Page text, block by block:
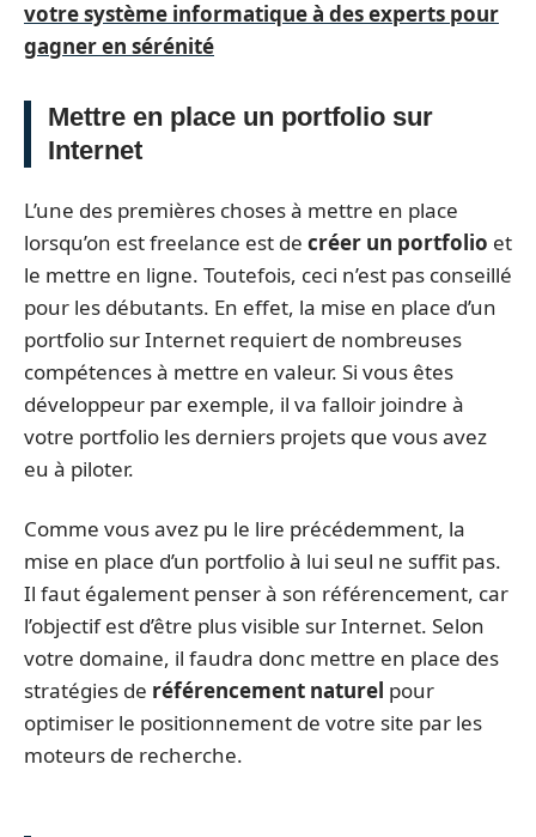
votre système informatique à des experts pour
gagner en sérénité
Mettre en place un portfolio sur
Internet
L’une des premières choses à mettre en place
lorsqu’on est freelance est de créer un portfolio et
le mettre en ligne. Toutefois, ceci n’est pas conseillé
pour les débutants. En effet, la mise en place d’un
portfolio sur Internet requiert de nombreuses
compétences à mettre en valeur. Si vous êtes
développeur par exemple, il va falloir joindre à
votre portfolio les derniers projets que vous avez
eu à piloter.
Comme vous avez pu le lire précédemment, la
mise en place d’un portfolio à lui seul ne suffit pas.
Il faut également penser à son référencement, car
l’objectif est d’être plus visible sur Internet. Selon
votre domaine, il faudra donc mettre en place des
stratégies de référencement naturel pour
optimiser le positionnement de votre site par les
moteurs de recherche.